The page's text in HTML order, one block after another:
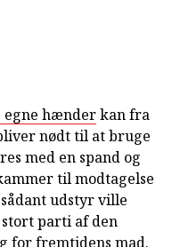
egne hænderkan fra
nødt til at bruge
med en spand og
til modtagelse
udstyr ville
parti af den
for fremtidens mad.